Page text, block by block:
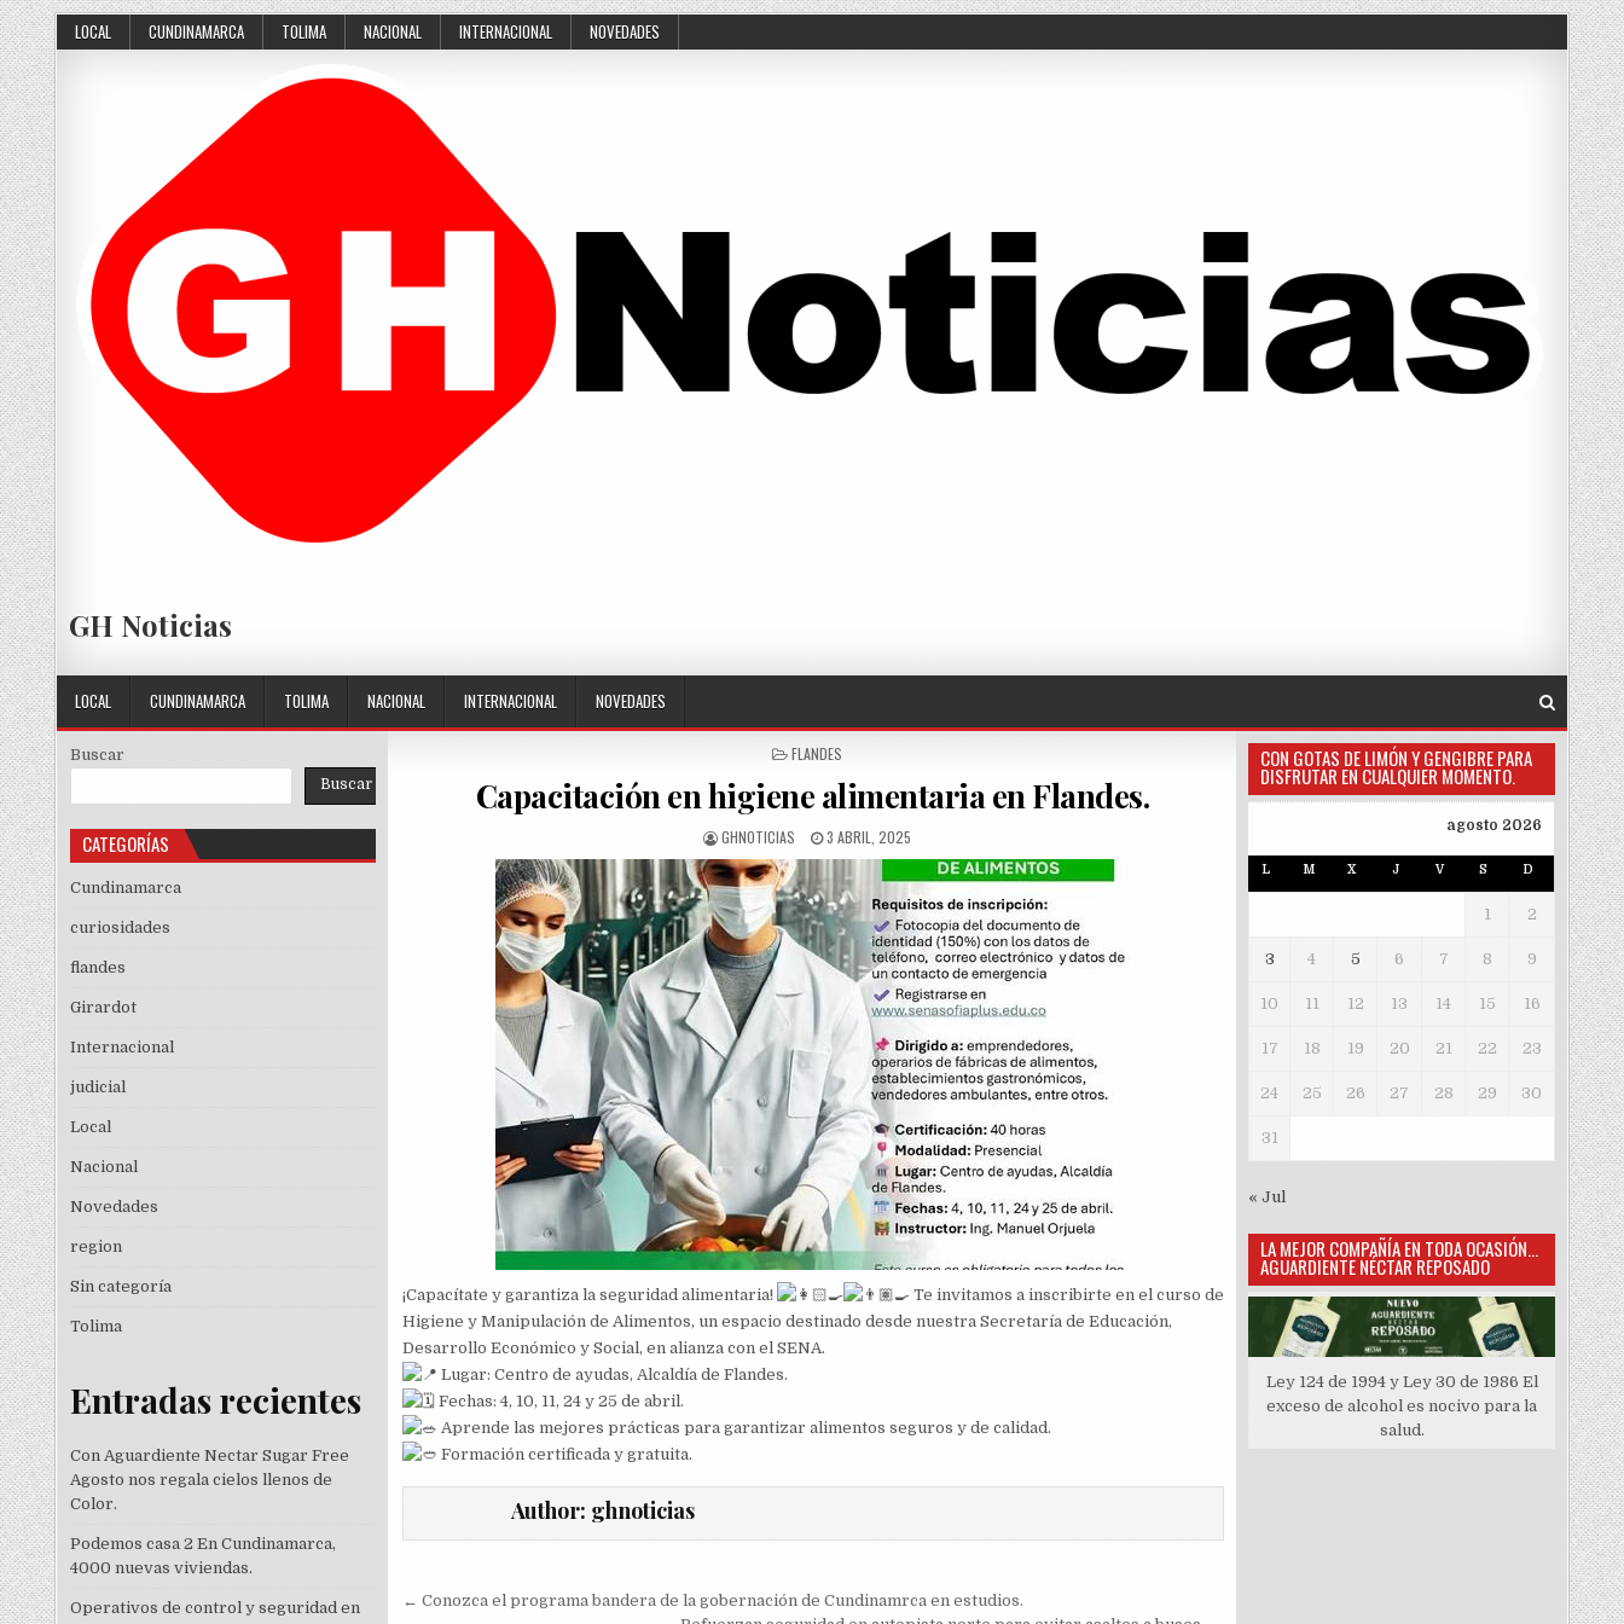
Skip
to
content
LOCAL CUNDINAMARCA TOLIMA NACIONAL INTERNACIONAL NOVEDADES
GH Noticias
LOCAL CUNDINAMARCA TOLIMA NACIONAL INTERNACIONAL NOVEDADES
POSTED
FLANDES
Capacitación en higiene alimentaria en Flandes.
AUTHOR:
GHNOTICIAS
PUBLISHED
DATE:
3 ABRIL, 2025
¡Capacítate y garantiza la seguridad alimentaria!
Te invitamos a inscribirte en el curso de
Higiene y Manipulación de Alimentos, un espacio destinado desde nuestra Secretaría de Educación,
Desarrollo Económico y Social, en alianza con el SENA.
Lugar: Centro de ayudas, Alcaldía de Flandes.
Fechas: 4, 10, 11, 24 y 25 de abril.
Aprende las mejores prácticas para garantizar alimentos seguros y de calidad.
Formación certificada y gratuita.
Author: ghnoticias
Navegación
← Conozca el programa bandera de la gobernación de Cundinamrca en estudios.
Buscar
Buscar
CATEGORÍAS
Cundinamarca
curiosidades
flandes
Girardot
Internacional
judicial
Local
Nacional
Novedades
region
Sin categoría
Tolima
Entradas recientes
Con Aguardiente Nectar Sugar Free
Agosto nos regala cielos llenos de
Color.
Podemos casa 2 En Cundinamarca,
4000 nuevas viviendas.
Operativos de control y seguridad en
CON GOTAS DE LIMÓN Y GENGIBRE PARA
DISFRUTAR EN CUALQUIER MOMENTO.
agosto 2026
L M X J V S D
1 2
3 4 5 6 7 8 9
10 11 12 13 14 15 16
17 18 19 20 21 22 23
24 25 26 27 28 29 30
31
« Jul
LA MEJOR COMPAÑÍA EN TODA OCASIÓN…
AGUARDIENTE NÉCTAR REPOSADO
Ley 124 de 1994 y Ley 30 de 1986 El
exceso de alcohol es nocivo para la
salud.